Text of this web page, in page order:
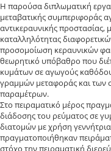
Η παρούσα διπλωματική
μεταβατικής
αντικεραυνικής προστασίας,
καταλληλότητας
προσομοίωση κεραυνικών
θεωρητικό υπόβαθρο που
κυμάτων σε αγωγούς
γραμμών μεταφοράς και των
παραμέτρων.
Στο πειραματικό μέρος
διάδοσης του ρεύματος σε
διατομών με χρήση
πραγματοποιήθηκαν
στόχο την πειραματική